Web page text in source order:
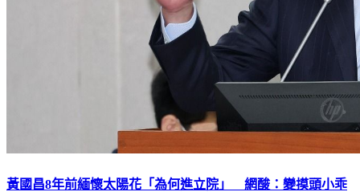
黃國昌8年前緬懷太陽花「為何進立院」 網酸：變摸頭小乖